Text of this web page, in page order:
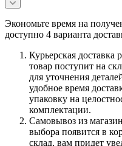
Экономьте время на
доступно 4 варианта
Курьерская доставка
товар поступит на
для уточнения
удобное время
упаковку на
комплектации.
Самовывоз из
выбора появится в
склад, вам придет